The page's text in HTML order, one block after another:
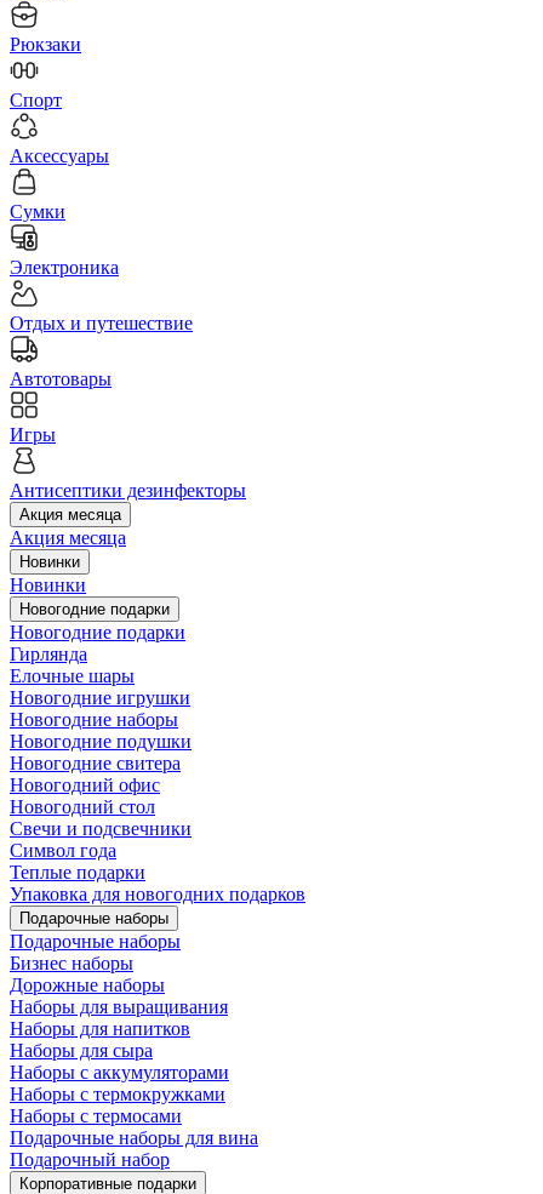
Рюкзаки
Спорт
Аксессуары
Сумки
Электроника
Отдых и путешествие
Автотовары
Игры
Антисептики дезинфекторы
Акция месяца
Акция месяца
Новинки
Новинки
Новогодние подарки
Новогодние подарки
Гирлянда
Елочные шары
Новогодние игрушки
Новогодние наборы
Новогодние подушки
Новогодние свитера
Новогодний офис
Новогодний стол
Свечи и подсвечники
Символ года
Теплые подарки
Упаковка для новогодних подарков
Подарочные наборы
Подарочные наборы
Бизнес наборы
Дорожные наборы
Наборы для выращивания
Наборы для напитков
Наборы для сыра
Наборы с аккумуляторами
Наборы с термокружками
Наборы с термосами
Подарочные наборы для вина
Подарочный набор
Корпоративные подарки